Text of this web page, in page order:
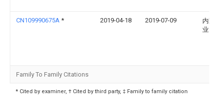
CN109990675A * 2019-04-18 2019-07-09
内蒙
业大
Family To Family Citations
* Cited by examiner, † Cited by third party, ‡ Family to family citation